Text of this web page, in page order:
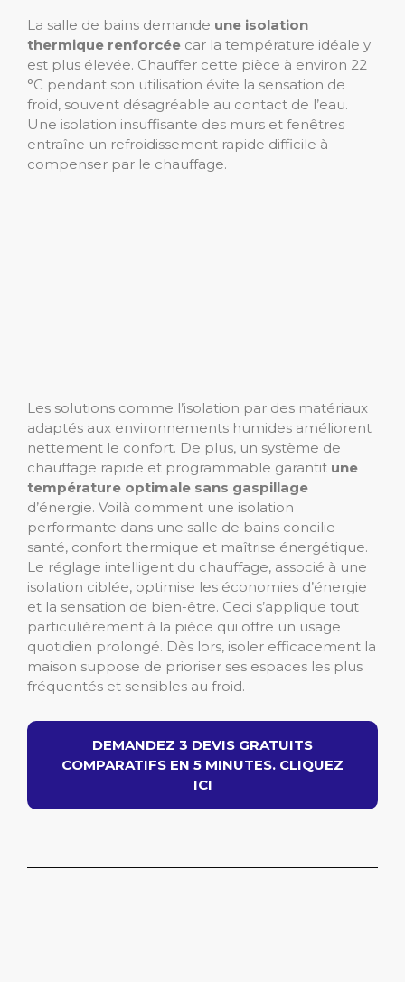
La salle de bains demande une isolation
thermique renforcée car la température idéale y
est plus élevée. Chauffer cette pièce à environ 22
°C pendant son utilisation évite la sensation de
froid, souvent désagréable au contact de l’eau.
Une isolation insuffisante des murs et fenêtres
entraîne un refroidissement rapide difficile à
compenser par le chauffage.
Les solutions comme l’isolation par des matériaux
adaptés aux environnements humides améliorent
nettement le confort. De plus, un système de
chauffage rapide et programmable garantit une
température optimale sans gaspillage
d’énergie. Voilà comment une isolation
performante dans une salle de bains concilie
santé, confort thermique et maîtrise énergétique.
Le réglage intelligent du chauffage, associé à une
isolation ciblée, optimise les économies d’énergie
et la sensation de bien-être. Ceci s’applique tout
particulièrement à la pièce qui offre un usage
quotidien prolongé. Dès lors, isoler efficacement la
maison suppose de prioriser ses espaces les plus
fréquentés et sensibles au froid.
DEMANDEZ 3 DEVIS GRATUITS
COMPARATIFS EN 5 MINUTES. CLIQUEZ
ICI